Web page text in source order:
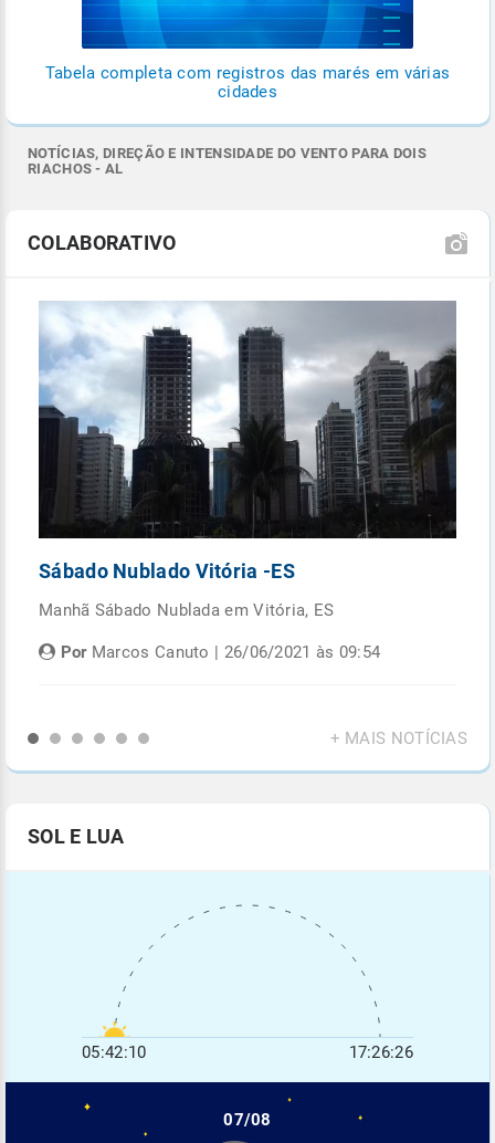
Tabela completa com registros das marés em várias
cidades
NOTÍCIAS, DIREÇÃO E INTENSIDADE DO VENTO PARA DOIS
RIACHOS - AL
COLABORATIVO
Sábado Nublado Vitória -ES
Manhã Sábado Nublada em Vitória, ES
PorMarcos Canuto | 26/06/2021 às 09:54
+ MAIS NOTÍCIAS
SOL E LUA
05:42:10 17:26:26
07/08